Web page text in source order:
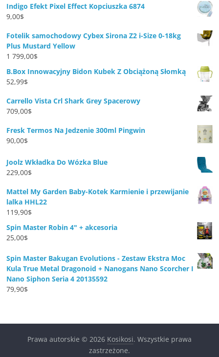
Indigo Efekt Pixel Effect Kopciuszka 6874
9,00$
Fotelik samochodowy Cybex Sirona Z2 i-Size 0-18kg
Plus Mustard Yellow
1 799,00$
B.Box Innowacyjny Bidon Kubek Z Obciążoną Słomką
52,99$
Carrello Vista Crl Shark Grey Spacerowy
709,00$
Fresk Termos Na Jedzenie 300ml Pingwin
90,00$
Joolz Wkładka Do Wózka Blue
229,00$
Mattel My Garden Baby-Kotek Karmienie i przewijanie
lalka HHL22
119,90$
Spin Master Robin 4" + akcesoria
25,00$
Spin Master Bakugan Evolutions - Zestaw Ekstra Moc
Kula True Metal Dragonoid + Nanogans Nano Scorcher I
Nano Siphon Seria 4 20135592
79,90$
Prawa autorskie © 2026 Kosikosi. Wszystkie prawa
zastrzeżone.